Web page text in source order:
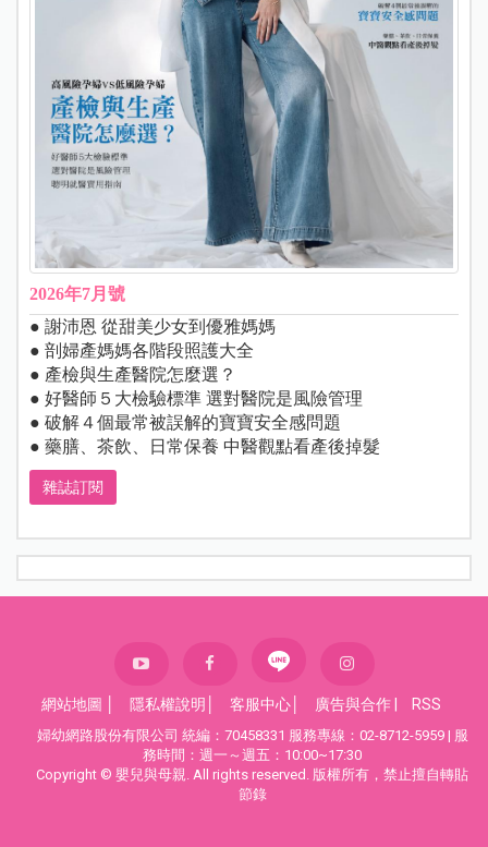
2026年7月號
● 謝沛恩 從甜美少女到優雅媽媽
● 剖婦產媽媽各階段照護大全
● 產檢與生產醫院怎麼選？
● 好醫師５大檢驗標準 選對醫院是風險管理
● 破解４個最常被誤解的寶寶安全感問題
● 藥膳、茶飲、日常保養 中醫觀點看產後掉髮
雜誌訂閱
網站地圖 隱私權說明 客服中心 廣告與合作 RSS
婦幼網路股份有限公司 統編：70458331 服務專線：02-8712-5959 | 服
務時間：週一～週五：10:00~17:30
Copyright © 嬰兒與母親. All rights reserved. 版權所有，禁止擅自轉貼
節錄